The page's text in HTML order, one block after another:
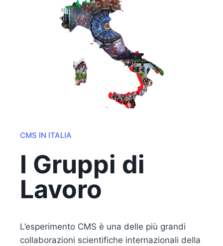
CMS IN ITALIA
I Gruppi di
Lavoro
L’esperimento CMS è una delle più grandi
collaborazioni scientifiche internazionali della